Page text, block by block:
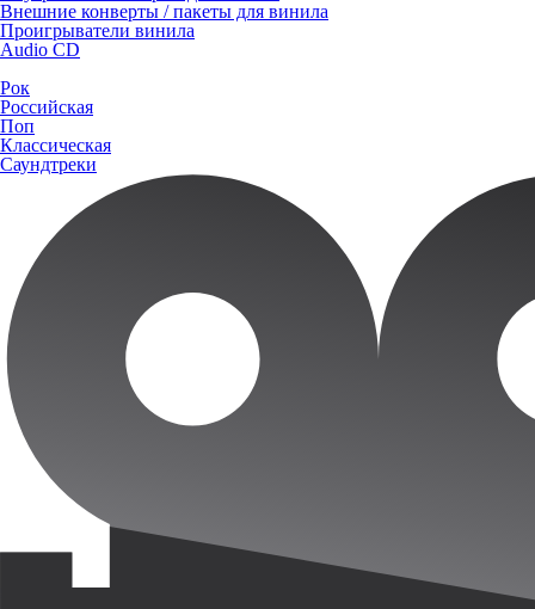
Внешние конверты / пакеты для винила
Проигрыватели винила
Audio CD
Рок
Российская
Поп
Классическая
Саундтреки